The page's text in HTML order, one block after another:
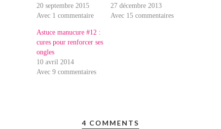
20 septembre 2015
Avec 1 commentaire
27 décembre 2013
Avec 15 commentaires
Astuce manucure #12 :
cures pour renforcer ses
ongles
10 avril 2014
Avec 9 commentaires
4 COMMENTS